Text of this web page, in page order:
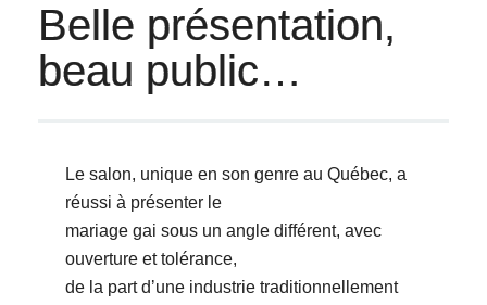
Belle présentation,
beau public…
Le salon, unique en son genre au Québec, a
réussi à présenter le
mariage gai sous un angle différent, avec
ouverture et tolérance,
de la part dʼune industrie traditionnellement